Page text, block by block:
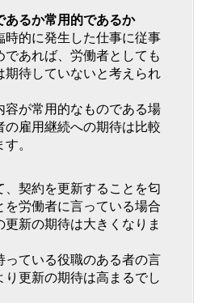
あるか常用的であるか
時的に発生した仕事に従事
であれば、労働者としても
期待していないと考えられ
容が常用的なものである場
の雇用継続への期待は比較
。
、契約を更新することを匂
を労働者に言っている場合
更新の期待は大きくなりま
っている役職のある者の言
り更新の期待は高まるでし